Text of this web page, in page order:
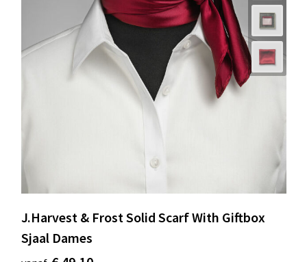
J.Harvest & Frost Solid Scarf With Giftbox
Sjaal Dames